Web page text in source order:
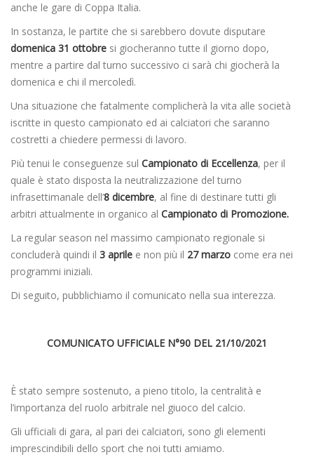
anche le gare di Coppa Italia.
In sostanza, le partite che si sarebbero dovute disputare
domenica 31 ottobre si giocheranno tutte il giorno dopo,
mentre a partire dal turno successivo ci sarà chi giocherà la
domenica e chi il mercoledì.
Una situazione che fatalmente complicherà la vita alle società
iscritte in questo campionato ed ai calciatori che saranno
costretti a chiedere permessi di lavoro.
Più tenui le conseguenze sul Campionato di Eccellenza, per il
quale è stato disposta la neutralizzazione del turno
infrasettimanale dell’8 dicembre, al fine di destinare tutti gli
arbitri attualmente in organico al Campionato di Promozione.
La regular season nel massimo campionato regionale si
concluderà quindi il 3 aprile e non più il 27 marzo come era nei
programmi iniziali.
Di seguito, pubblichiamo il comunicato nella sua interezza.
COMUNICATO UFFICIALE N°90 DEL 21/10/2021
È stato sempre sostenuto, a pieno titolo, la centralità e
l’importanza del ruolo arbitrale nel giuoco del calcio.
Gli ufficiali di gara, al pari dei calciatori, sono gli elementi
imprescindibili dello sport che noi tutti amiamo.